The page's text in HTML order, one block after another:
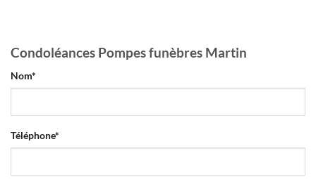
Condoléances Pompes funèbres Martin
Nom*
Téléphone*